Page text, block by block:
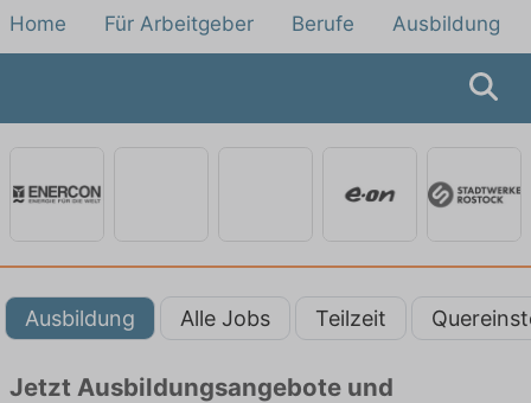
Home Für Arbeitgeber Berufe Ausbildung
Ausbildung Alle Jobs Teilzeit
Jetzt Ausbildungsangebote und